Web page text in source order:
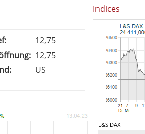
12,75
12,75
US
Indices
L&S DAX